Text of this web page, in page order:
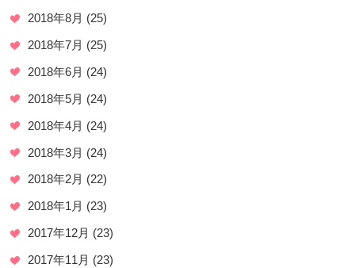
2018年8月 (25)
2018年7月 (25)
2018年6月 (24)
2018年5月 (24)
2018年4月 (24)
2018年3月 (24)
2018年2月 (22)
2018年1月 (23)
2017年12月 (23)
2017年11月 (23)